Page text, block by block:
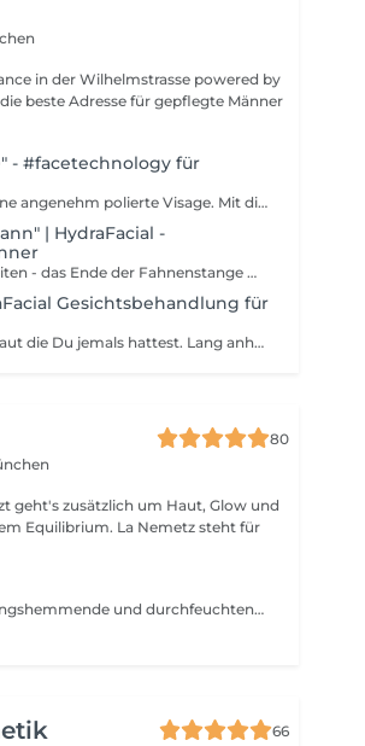
in der Wilhelmstrasse powered by
beste Adresse für gepflegte Männer
- #facetechnology für
Lothar´s Effekt-Paket für Deine angenehm polierte Visage. Mit dieser Behandlung erhält Dein Gesicht eine wahre Glanzpolitur mit Wohlfühlfaktor. Diese Gesichtsbehandlung enthält Anamnese Reinigung - Ausreinigung Mikrodermabrasion Ausreinigung Ultraschall Massage Maske LANGZEIT-EFFEKTE: Anhaltende Verjüngung des Erscheinungsbildes Zunahme der Hautfestigkeit Straffung der Kontur Minderung von Falten Verfeinerung von Narben Aufhellung von Pigmentflecken
| HydraFacial -
Für die besten Spieler aller Zeiten - das Ende der Fahnenstange mehr geht nicht: Dein Entschlackungsprozess beginnt mit einer Lymphdrainage. Danach folgt die nachhaltige Reinigung, Abtragung und Hydration Deiner Haut mit einem individuellen Booster. Im Finale leuchtet die LED-Lichttherapie Deiner Haut den richtigen Weg. Dieser belebende Behandlungs-Booster bekämpft alle wesentlichen Herausforderungen Deiner Männerhaut: Linien und Fältchen, Pigmentstörungen und Verunreinigungen mittels blauer LED-Lichttherapie. Hochwertigste Seren voller Antioxidantien, Peptiden. Mit Hyaluronsäure. Für Deine nachhaltige Reinigung, Peeling, Abtragung und Feuchtigkeitsversorgung. Mit Auszeit-Massage. Es geht um Dich. Die beste Haut die Du jemals hattest. Lang anhaltende, sichtbare Ergebnisse. Hautverjüngung mit Langzeiteffekt. Sofort. Reinigung + Peeling Erneuert die Hautoberfläche durch ein sanftes Peeling und die Abtragung der obersten Hautschicht. Ausreinigung + Feuchtigkeitszufuhr Entfernt Unreinheiten aus den Poren durch eine schmerzfreie Absaugung. Pflegt die Haut intensiv mit Feuchtigkeit. Versorgung + Schutz Schleust Antioxidantien und Peptide in die Hautoberfläche ein, um einen einzigartig leuchtenden Teint zu erzeugen. Including Anamnese | Beratung Gesicht Nacken Schulter Massage Lymphdrainage Reinigung Peeling | Exfolieren Tiefenreinigung Booster Versorgung & Aufbau LED Lichttherapie Maske Abschlusspflege
Gesichtsbehandlung für
Start your engine die beste Haut die Du jemals hattest. Lang anhaltende, sichtbare Ergebnisse. Hautverjüngung mit Langzeiteffekt. Sofort. Reinigung + Peeling Erneuert die Hautoberfläche durch ein sanftes Peeling und die Abtragung der obersten Hautschicht. Ausreinigung + Feuchtigkeitszufuhr Entfernt Unreinheiten aus den Poren durch eine schmerzfreie Absaugung. Pflegt die Haut intensiv mit Feuchtigkeit. Versorgung + Schutz Schleust Antioxidantien und Peptide in die Hautoberfläche ein, um einen einzigartig leuchtenden Teint zu erzeugen. Including Anamnese | Beratung Reinigung Peeling | Exfolieren Tiefenreinigung Versorgung & Aufbau Abschlusspflege
80
geht's zusätzlich um Haut, Glow und
La Nemetz steht für
Lerne die heilende, entzündungshemmende und durchfeuchtende Wirkung des YUME SPA MIST in Kombination mit den Cosmeceuticals von OOLABOO oder optional die hypoallegenen Präparate von Hautprobleme.org kennen. Der 52Grad warme Dampfnebel öffnet die Poren und bereitet die Haut perfekt auf die Zugabe der hochwertigen Peelings, Masken und Seren vor. Eine entspannende und durchblutungsfördernde Massage rundet Ihre Behandlung ab. Entspannung pur. Makeup und Schminktips anschliessend möglich.
66